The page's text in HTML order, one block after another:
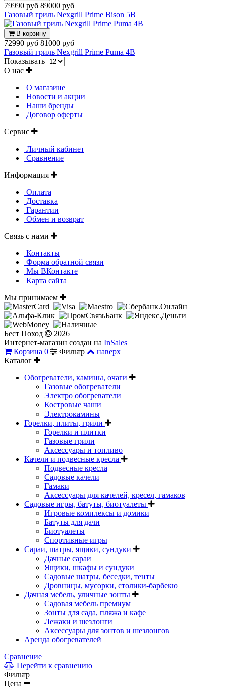
79990 руб 89000 руб
Газовый гриль Nexgrill Prime Bison 5B
В корзину
72990 руб 81000 руб
Газовый гриль Nexgrill Prime Puma 4B
Показывать
О нас
О магазине
Новости и акции
Наши бренды
Договор оферты
Сервис
Личный кабинет
Сравнение
Информация
Оплата
Доставка
Гарантии
Обмен и возврат
Связь с нами
Контакты
Форма обратной связи
Мы ВКонтакте
Карта сайта
Мы принимаем
Бест Поход
2026
Интернет-магазин создан на InSales
Корзина 0 Фильтр
наверх
Каталог
Обогреватели, камины, очаги
Газовые обогреватели
Электро обогреватели
Костровые чаши
Электрокамины
Горелки, плиты, грили
Горелки и плитки
Газовые грили
Аксессуары и топливо
Качели и подвесные кресла
Подвесные кресла
Садовые качели
Гамаки
Аксессуары для качелей, кресел, гамаков
Садовые игры, батуты, биотуалеты
Игровые комплексы и домики
Батуты для дачи
Биотуалеты
Спортивные игры
Сараи, шатры, ящики, сундуки
Дачные сараи
Ящики, шкафы и сундуки
Садовые шатры, беседки, тенты
Дровницы, мусорки, столики-барбекю
Дачная мебель, уличные зонты
Садовая мебель премиум
Зонты для сада, пляжа и кафе
Лежаки и шезлонги
Аксессуары для зонтов и шезлонгов
Аренда обогревателей
Сравнение
Перейти к сравнению
Фильтр
Цена